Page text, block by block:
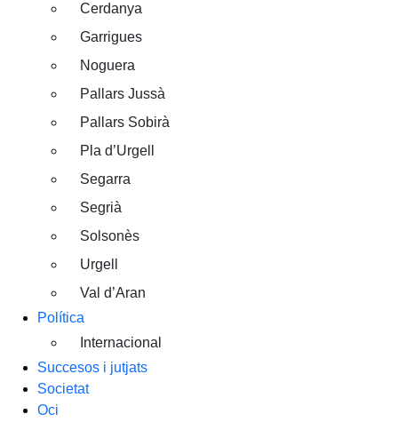
Cerdanya
Garrigues
Noguera
Pallars Jussà
Pallars Sobirà
Pla d’Urgell
Segarra
Segrià
Solsonès
Urgell
Val d’Aran
Política
Internacional
Succesos i jutjats
Societat
Oci